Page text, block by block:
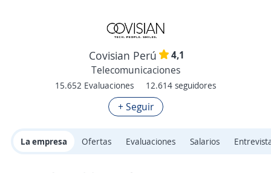
Covisian Perú
4,1
Telecomunicaciones
15.652 Evaluaciones 12.614 seguidores
+ Seguir
La empresa Ofertas Evaluaciones Salarios